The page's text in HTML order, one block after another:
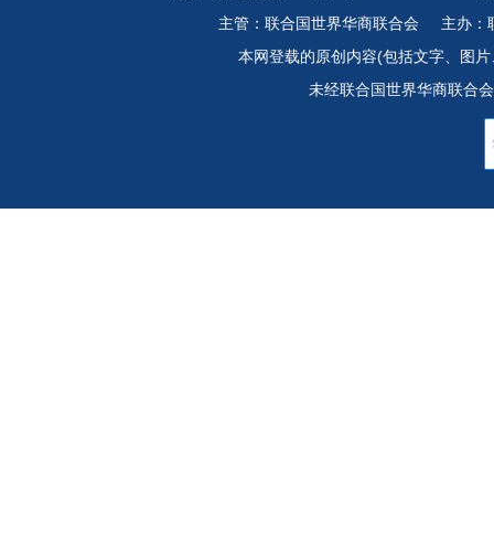
主管：联合国世界华商联合会 主办
本网登载的原创内容(包括文字、图
未经联合国世界华商联合